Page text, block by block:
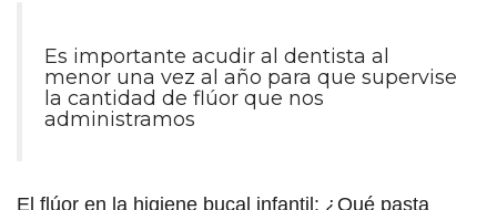
Es importante acudir al dentista al
menor una vez al año para que supervise
la cantidad de flúor que nos
administramos
El flúor en la higiene bucal infantil: ¿Qué pasta